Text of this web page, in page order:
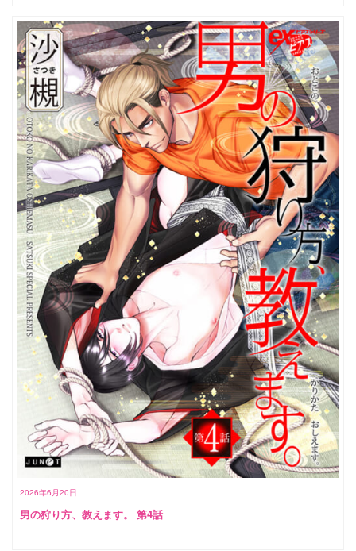
2026年6月20日
男の狩り方、教えます。 第4話